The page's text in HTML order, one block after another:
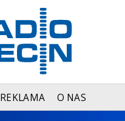
REKLAMA O NAS